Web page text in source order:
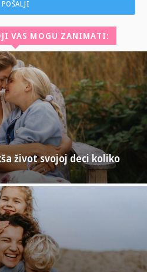
VAS MOGU ZANIMATI:
život svojoj deci koliko